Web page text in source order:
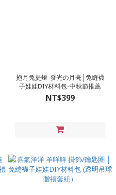
抱月兔提燈-發光の月亮│免縫襪
子娃娃DIY材料包-中秋節推薦
NT$399